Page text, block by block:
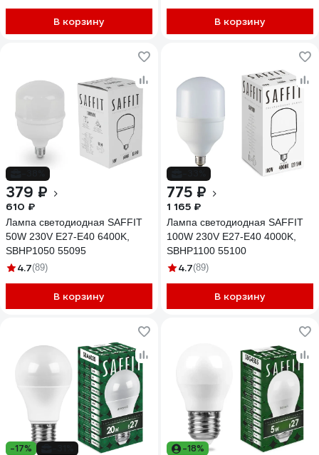
В корзину В корзину
379 ₽
610 ₽
Лампа светодиодная SAFFIT
50W 230V E27-E40 6400K,
SBHP1050 55095
4.7(89)
В корзину
775 ₽
1 165 ₽
Лампа светодиодная SAFFIT
100W 230V E27-E40 4000K,
SBHP1100 55100
4.7(89)
В корзину
-17% -18%